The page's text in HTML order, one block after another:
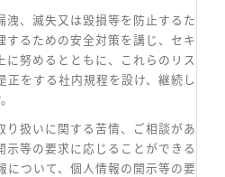
洩、滅失又は毀損等を防止するた
するための安全対策を講じ、セキ
に努めるとともに、これらのリス
正をする社内規程を設け、継続し
り扱いに関する苦情、ご相談があ
示等の要求に応じることができる
について、個人情報の開示等の要